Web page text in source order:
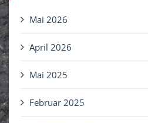
Mai 2026
April 2026
Mai 2025
Februar 2025